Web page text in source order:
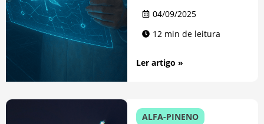
04/09/2025
12 min de leitura
Ler artigo »
ALFA-PINENO